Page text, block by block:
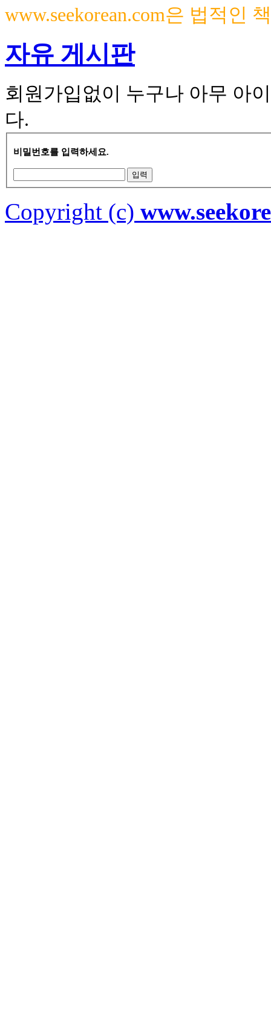
www.seekorean.com은 법적인
자유 게시판
회원가입없이 누구나 아무 아
다.
비밀번호를 입력하세요.
Copyright (c)